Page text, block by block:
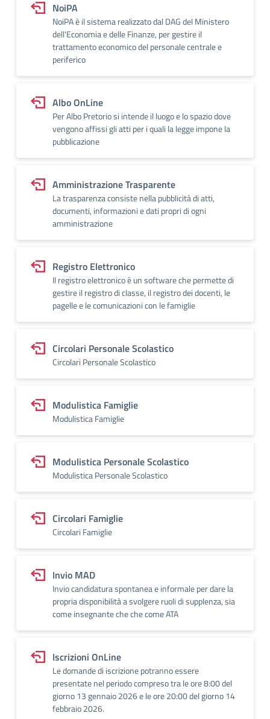
NoiPA
NoiPA è il sistema realizzato dal DAG del Ministero
dell'Economia e delle Finanze, per gestire il
trattamento economico del personale centrale e
periferico
Albo OnLine
Per Albo Pretorio si intende il luogo e lo spazio dove
vengono affissi gli atti per i quali la legge impone la
pubblicazione
Amministrazione Trasparente
La trasparenza consiste nella pubblicità di atti,
documenti, informazioni e dati propri di ogni
amministrazione
Registro Elettronico
Il registro elettronico è un software che permette di
gestire il registro di classe, il registro dei docenti, le
pagelle e le comunicazioni con le famiglie
Circolari Personale Scolastico
Circolari Personale Scolastico
Modulistica Famiglie
Modulistica Famiglie
Modulistica Personale Scolastico
Modulistica Personale Scolastico
Circolari Famiglie
Circolari Famiglie
Invio MAD
Invio candidatura spontanea e informale per dare la
propria disponibilità a svolgere ruoli di supplenza, sia
come insegnante che che come ATA
Iscrizioni OnLine
Le domande di iscrizione potranno essere
presentate nel periodo compreso tra le ore 8:00 del
giorno 13 gennaio 2026 e le ore 20:00 del giorno 14
febbraio 2026.